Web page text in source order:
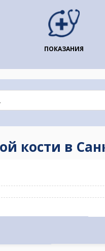
ПОКАЗАНИЯ
кости в